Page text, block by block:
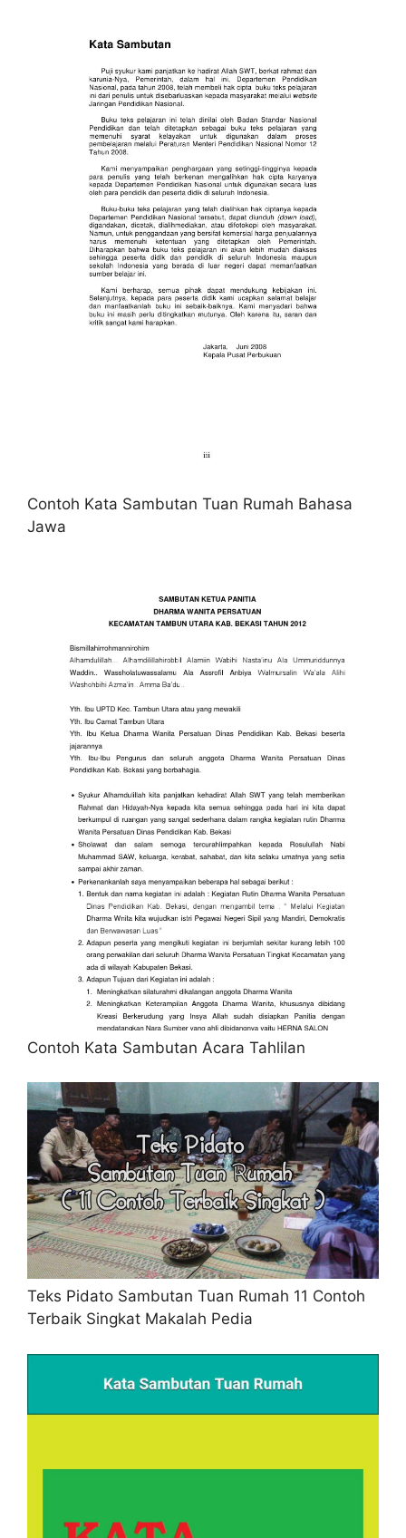
Contoh Kata Sambutan Tuan Rumah Bahasa
Jawa
Contoh Kata Sambutan Acara Tahlilan
Teks Pidato Sambutan Tuan Rumah 11 Contoh
Terbaik Singkat Makalah Pedia